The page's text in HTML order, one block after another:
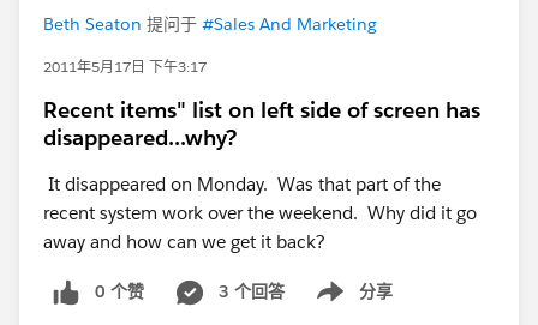
Beth Seaton 提问于 #Sales And Marketing
2011年5月17日 下午3:17
Recent items" list on left side of screen has
disappeared...why?
It disappeared on Monday. Was that part of the
recent system work over the weekend. Why did it go
away and how can we get it back?
0 个赞 3 个回答 分享
Show menu